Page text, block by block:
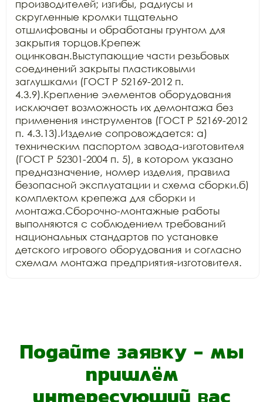
производителей; изгибы, радиусы и
скругленные кромки тщательно
отшлифованы и обработаны грунтом для
закрытия торцов.Крепеж
оцинкован.Выступающие части резьбовых
соединений закрыты пластиковыми
заглушками (ГОСТ Р 52169-2012 п.
4.3.9).Крепление элементов оборудования
исключает возможность их демонтажа без
применения инструментов (ГОСТ Р 52169-2012
п. 4.3.13).Изделие сопровождается: а)
техническим паспортом завода-изготовителя
(ГОСТ Р 52301-2004 п. 5), в котором указано
предназначение, номер изделия, правила
безопасной эксплуатации и схема сборки.б)
комплектом крепежа для сборки и
монтажа.Сборочно-монтажные работы
выполняются с соблюдением требований
национальных стандартов по установке
детского игрового оборудования и согласно
схемам монтажа предприятия-изготовителя.
Подайте заявку - мы
пришлём
интересующий вас